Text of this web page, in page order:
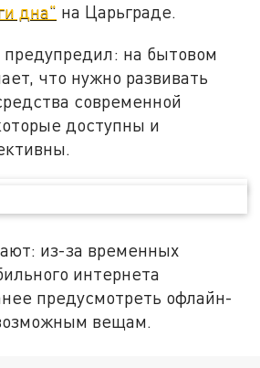
дна" на Царьграде.
на бытовом
что нужно развивать
современной
доступны и
из-за временных
интернета
предусмотреть офлайн-
вещам.